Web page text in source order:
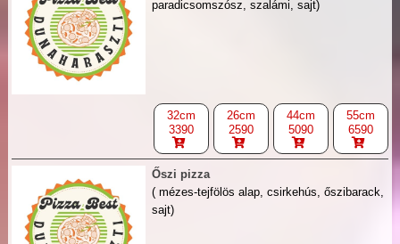
paradicsomszósz, szalámi, sajt)
32cm
3390
26cm
2590
44cm
5090
55cm
6590
Őszi pizza
( mézes-tejfölös alap, csirkehús, őszibarack,
sajt)